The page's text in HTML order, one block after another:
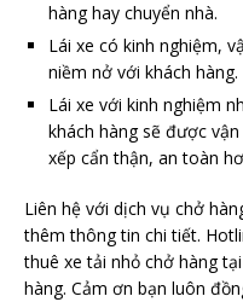
hàng hay chuyển nhà.
Lái xe có kinh nghiệm,
niềm nở với khách hàng.
Lái xe với kinh nghiệm
khách hàng sẽ được
xếp cẩn thận, an toàn
Liên hệ với dịch vụ chở
thêm thông tin chi tiết.
thuê xe tải nhỏ chở hàng
hàng. Cảm ơn bạn luôn